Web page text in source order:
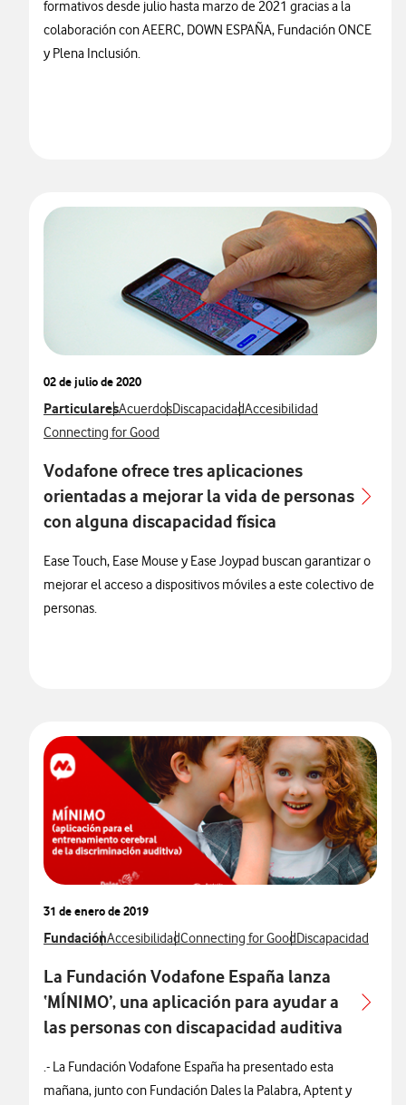
formativos desde julio hasta marzo de 2021 gracias a la
colaboración con AEERC, DOWN ESPAÑA, Fundación ONCE
y Plena Inclusión.
02 de julio de 2020
Ver más notas de prensa relacionados con
ParticularesVer más notas de prensa relacionados con
AcuerdosVer más notas de prensa relacionados con
DiscapacidadVer más notas de prensa
Accesibilidad
Ver más notas de prensa relacionados con
Connecting for Good
Vodafone ofrece tres aplicaciones
orientadas a mejorar la vida de personas
con alguna discapacidad física
Ease Touch, Ease Mouse y Ease Joypad buscan garantizar o
mejorar el acceso a dispositivos móviles a este colectivo de
personas.
31 de enero de 2019
Ver más notas de prensa relacionados con
FundaciónVer más notas de prensa relacionados con
AccesibilidadVer más notas de prensa relacionados
Connecting for GoodVer más notas de
Discapacidad
La Fundación Vodafone España lanza
‘MÍNIMO’, una aplicación para ayudar a
las personas con discapacidad auditiva
.- La Fundación Vodafone España ha presentado esta
mañana, junto con Fundación Dales la Palabra, Aptent y